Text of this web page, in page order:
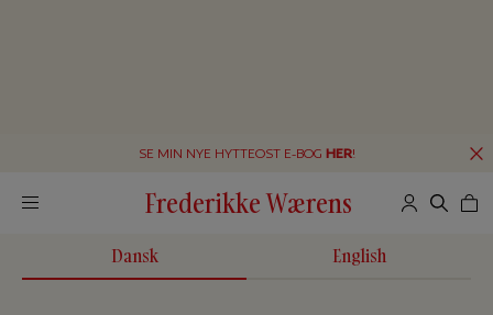
SE MIN NYE HYTTEOST E-BOG HER!
Frederikke Wærens
Dansk English